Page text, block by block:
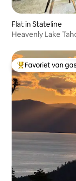
Flat in Stateline
Heavenly Lake
Topfavoriet van
Favoriet van